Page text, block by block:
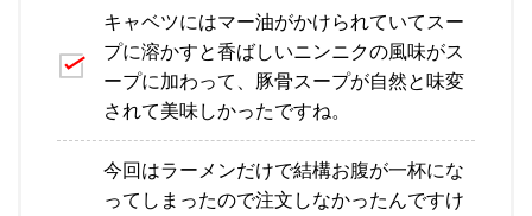
キャベツにはマー油がかけられていてスー
プに溶かすと香ばしいニンニクの風味がス
ープに加わって、豚骨スープが自然と味変
されて美味しかったですね。
今回はラーメンだけで結構お腹が一杯にな
ってしまったので注文しなかったんですけ